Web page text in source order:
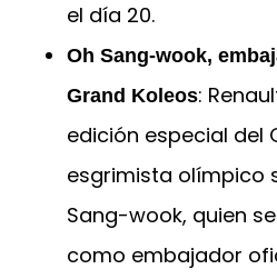
el día 20.
Oh Sang-wook,
Grand Koleos:
edición especial del
esgrimista olímpico
Sang-wook, quien
como embajador